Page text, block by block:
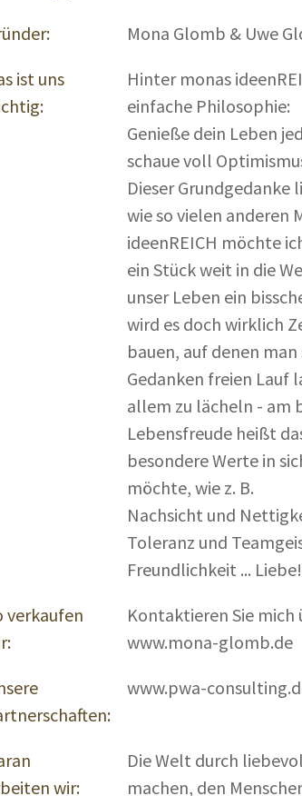
Mona Glomb & Uwe
ist uns
Hinter monas
einfache Philosophie:
Genieße dein Leben
schaue voll
Dieser Grundgedanke
wie so vielen anderen
ideenREICH möchte
ein Stück weit in die
unser Leben ein
wird es doch wirklich
bauen, auf denen
Gedanken freien Lauf
allem zu lächeln - am
Lebensfreude heißt
besondere Werte in
möchte, wie z. B.
Nachsicht und
Toleranz und
Freundlichkeit ... Liebe!
verkaufen
Kontaktieren Sie mich
www.mona-glomb.de
www.pwa-
wir:
Die Welt durch
machen, den